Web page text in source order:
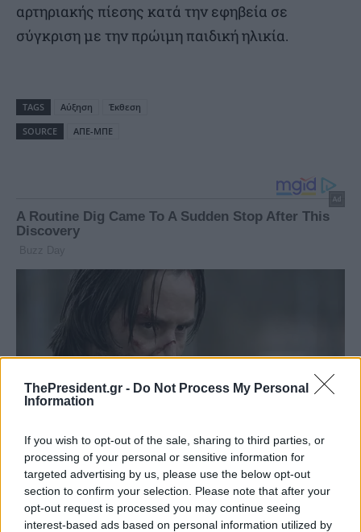
ThePresident.gr - Do Not Process My Personal
Information
If you wish to opt-out of the sale, sharing to third parties, or
processing of your personal or sensitive information for
targeted advertising by us, please use the below opt-out
section to confirm your selection. Please note that after your
opt-out request is processed you may continue seeing
interest-based ads based on personal information utilized by
αρτηριακής πίεσης κατά την εφηβεία σε
σύγκριση με την πρώιμη παιδική ηλικία.
TAGS Αύξηση
Έκθεση
SOURCE
ΑΠΕ-ΜΠΕ